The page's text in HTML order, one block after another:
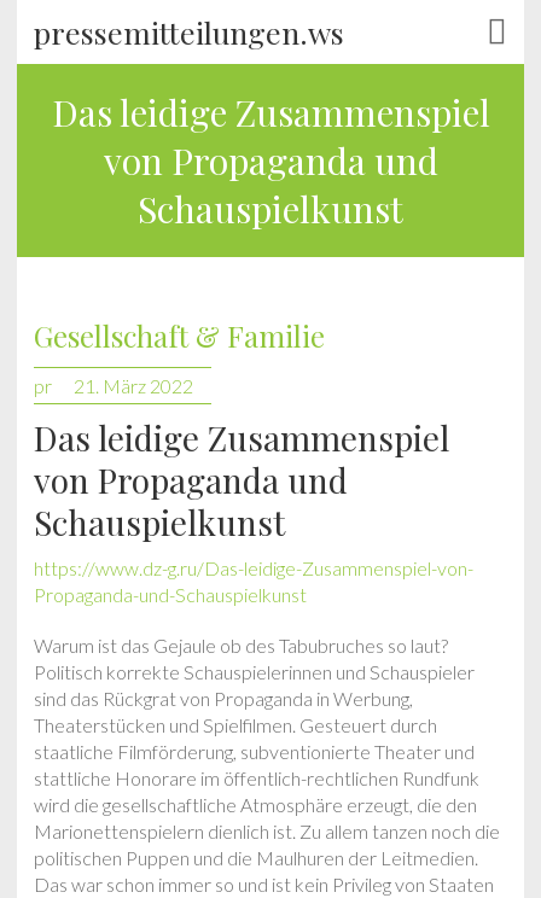
pressemitteilungen.ws
Das leidige Zusammenspiel
von Propaganda und
Schauspielkunst
Gesellschaft & Familie
pr 21. März 2022
Das leidige Zusammenspiel
von Propaganda und
Schauspielkunst
https://www.dz-g.ru/Das-leidige-Zusammenspiel-von-
Propaganda-und-Schauspielkunst
Warum ist das Gejaule ob des Tabubruches so laut?
Politisch korrekte Schauspielerinnen und Schauspieler
sind das Rückgrat von Propaganda in Werbung,
Theaterstücken und Spielfilmen. Gesteuert durch
staatliche Filmförderung, subventionierte Theater und
stattliche Honorare im öffentlich-rechtlichen Rundfunk
wird die gesellschaftliche Atmosphäre erzeugt, die den
Marionettenspielern dienlich ist. Zu allem tanzen noch die
politischen Puppen und die Maulhuren der Leitmedien.
Das war schon immer so und ist kein Privileg von Staaten